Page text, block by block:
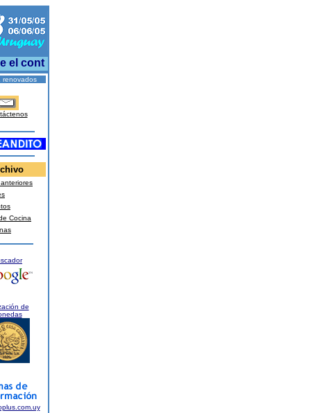
el control de la hipertensión arterial es el factor más
renovados
Cocina
de